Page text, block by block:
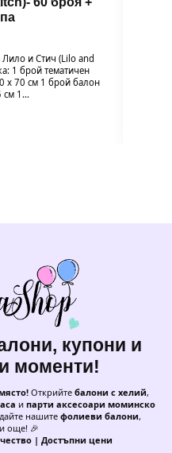
и Стич (Lilo and
1 брой тематичен
х 70 см 1 брой балон
см 1…
купони и
моменти!
Открийте балони с хелий,
и парти аксесоари моминско
нашитефолиеви балони,
и още! 🎉
| Достъпни цени